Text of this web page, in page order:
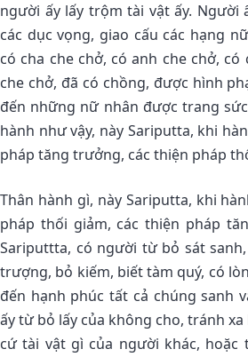
người ấy lấy trộm tài vật ấy. Người
các dục vọng, giao cấu các hạng
có cha che chở, có anh che chở, có
che chở, đã có chồng, được hình
đến những nữ nhân được trang
hành như vậy, này Sariputta, khi
pháp tăng trưởng, các thiện pháp
Thân hành gì, này Sariputta, khi
pháp thối giảm, các thiện pháp
Sariputtta, có người từ bỏ sát
trượng, bỏ kiếm, biết tàm quý, có
đến hạnh phúc tất cả chúng sanh
ấy từ bỏ lấy của không cho, tránh
cứ tài vật gì của người khác, hoặc